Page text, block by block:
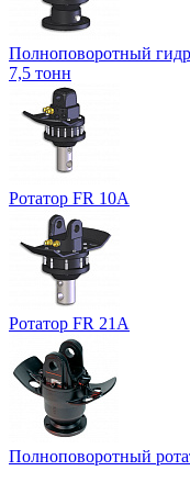
Полноповоротный
7,5 тонн
Ротатор FR 10A
Ротатор FR 21A
Полноповоротный